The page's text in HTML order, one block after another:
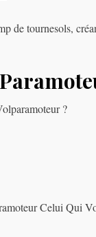
de tournesols,
?
Celui Qui